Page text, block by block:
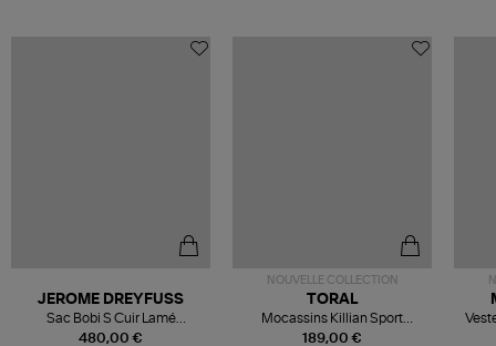
480,00 €
JEROME DREYFUSS
Sac Bobi S Cuir Lamé
Champagne
NOUVELLE COLLECTION
189,00 €
TORAL
Mocassins Killian Sport
Mousse